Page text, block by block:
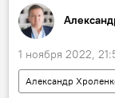
1 ноября 2022,
Александр